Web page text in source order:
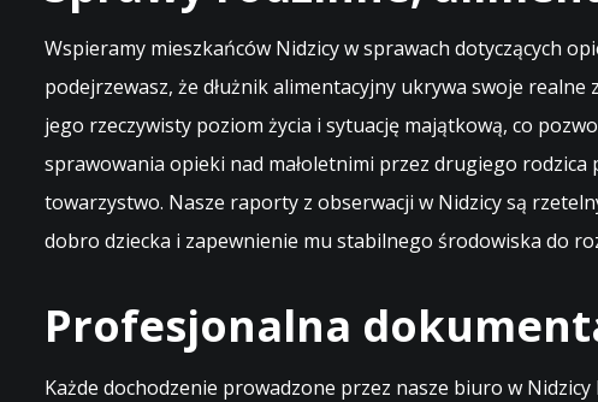
Wspieramy mieszkańców Nidzicy w sprawach dotyczących
podejrzewasz, że dłużnik alimentacyjny ukrywa swoje
jego rzeczywisty poziom życia i sytuację majątkową, co
sprawowania opieki nad małoletnimi przez drugiego
towarzystwo. Nasze raporty z obserwacji w Nidzicy są
dobro dziecka i zapewnienie mu stabilnego środowiska do
Profesjonalna
Każde dochodzenie prowadzone przez nasze biuro w